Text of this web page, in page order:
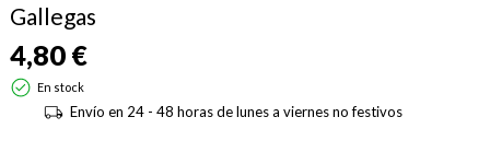
Gallegas
4,80 €
En stock
Envío en 24 - 48 horas de lunes a viernes no festivos